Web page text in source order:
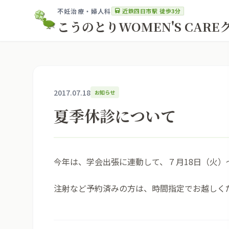
不妊治療・婦人科 近鉄四日市駅 徒歩3分
こうのとりWOMEN'S CARE
2017.07.18 お知らせ
夏季休診について
今年は、学会出張に連動して、７月18日（火
注射など予約済みの方は、時間指定でお越し